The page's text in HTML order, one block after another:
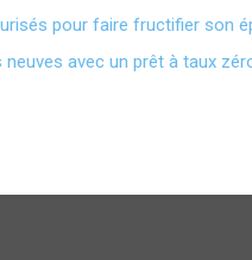
pour faire fructifier son
avec un prêt à taux